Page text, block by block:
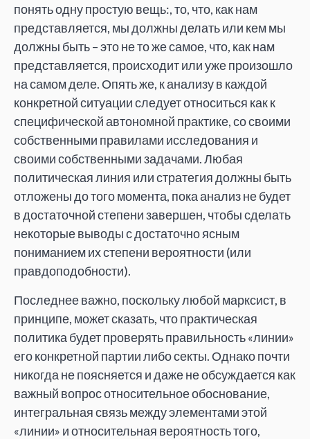
понять одну простую вещь:, то, что, как нам
представляется, мы должны делать или кем мы
должны быть – это не то же самое, что, как нам
представляется, происходит или уже произошло
на самом деле. Опять же, к анализу в каждой
конкретной ситуации следует относиться как к
специфической автономной практике, со своими
собственными правилами исследования и
своими собственными задачами. Любая
политическая линия или стратегия должны быть
отложены до того момента, пока анализ не будет
в достаточной степени завершен, чтобы сделать
некоторые выводы с достаточно ясным
пониманием их степени вероятности (или
правдоподобности).
Последнее важно, поскольку любой марксист, в
принципе, может сказать, что практическая
политика будет проверять правильность «линии»
его конкретной партии либо секты. Однако почти
никогда не поясняется и даже не обсуждается как
важный вопрос относительное обоснование,
интегральная связь между элементами этой
«линии» и относительная вероятность того,